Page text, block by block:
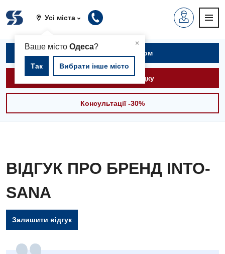
Усі міста
×
Ваше містоОдеса?
Так Вибрати інше місто
Вакансії
Записатися на прийом
Викликати швидку
Консультації -30%
ВІДГУК ПРО БРЕНД INTO-
SANA
Залишити відгук